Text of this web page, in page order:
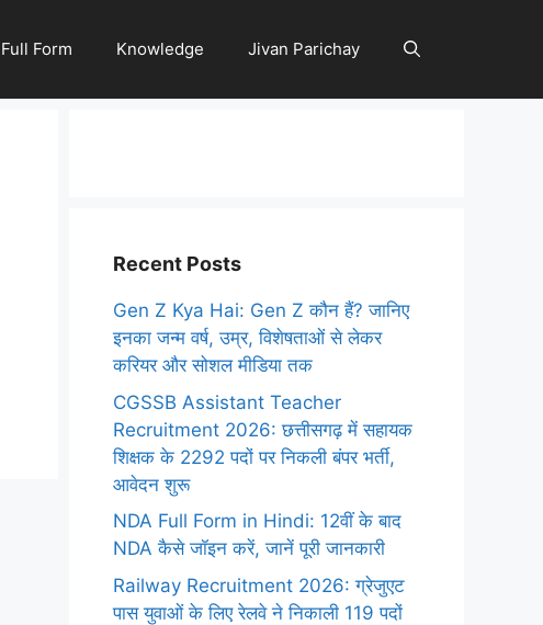
Full Form Knowledge Jivan Parichay
Recent Posts
Gen Z Kya Hai: Gen Z कौन हैं? जानिए
इनका जन्म वर्ष, उम्र, विशेषताओं से लेकर
करियर और सोशल मीडिया तक
CGSSB Assistant Teacher
Recruitment 2026: छत्तीसगढ़ में सहायक
शिक्षक के 2292 पदों पर निकली बंपर भर्ती,
आवेदन शुरू
NDA Full Form in Hindi: 12वीं के बाद
NDA कैसे जॉइन करें, जानें पूरी जानकारी
Railway Recruitment 2026: ग्रेजुएट
पास युवाओं के लिए रेलवे ने निकाली 119 पदों